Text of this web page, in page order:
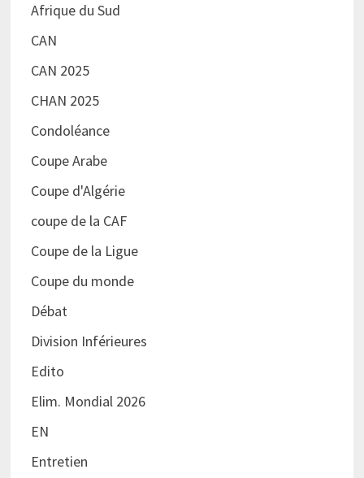
Afrique du Sud
CAN
CAN 2025
CHAN 2025
Condoléance
Coupe Arabe
Coupe d'Algérie
coupe de la CAF
Coupe de la Ligue
Coupe du monde
Débat
Division Inférieures
Edito
Elim. Mondial 2026
EN
Entretien